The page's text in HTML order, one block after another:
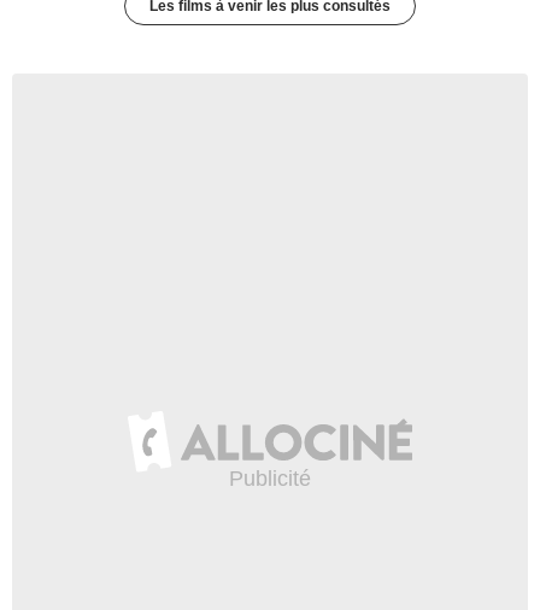
Les films à venir les plus consultés